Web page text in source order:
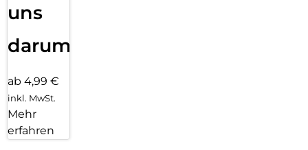
uns
darum!
ab 4,99 €
inkl. MwSt.
Mehr
erfahren